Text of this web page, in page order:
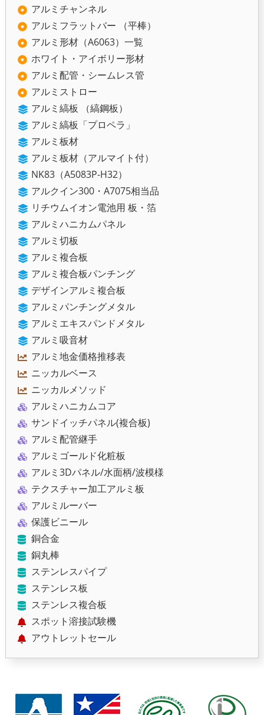
アルミチャンネル
アルミフラットバー （平棒）
アルミ形材（A6063）一覧
ホワイト・アイボリー形材
アルミ配管・シームレス管
アルミストロー
アルミ縞板 （縞鋼板）
アルミ縞板「プロペラ」
アルミ板材
アルミ板材（アルマイト付）
NK83（A5083P-H32）
アルクイン300・A7075相当品
リチウムイオン電池用 板・箔
アルミハニカムパネル
アルミ切板
アルミ複合板
アルミ複合板パンチング
デザインアルミ複合板
アルミパンチングメタル
アルミエキスパンドメタル
アルミ吸音材
アルミ地金価格推移表
ニッカルベース
ニッカルメソッド
アルミハニカムコア
サンドイッチパネル(複合板)
アルミ配管継手
アルミゴールド化粧板
アルミ3Dパネル/水面柄/波模様
テクスチャー加工アルミ板
アルミルーバー
保護ビニール
銅合金
銅丸棒
ステンレスパイプ
ステンレス板
ステンレス複合板
スポット溶接試験機
アウトレットセール